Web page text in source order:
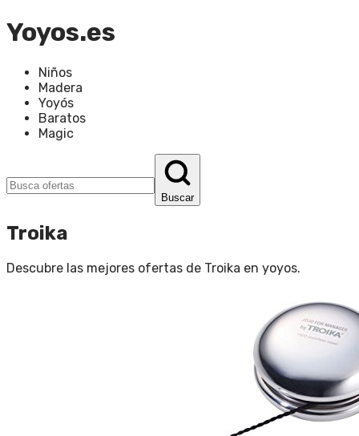
Yoyos.es
Niños
Madera
Yoyós
Baratos
Magic
Buscar
Troika
Descubre las mejores ofertas de Troika en yoyos.